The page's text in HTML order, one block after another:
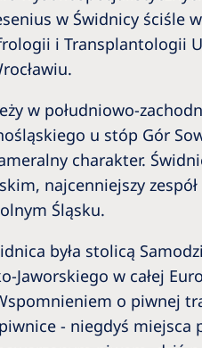
w Świdnicy ściśle
i Transplantologii
w południowo-
u stóp Gór
charakter.
najcenniejszy
Śląsku.
była stolicą
Jaworskiego w całej
o piwnej
- niegdyś miejsca